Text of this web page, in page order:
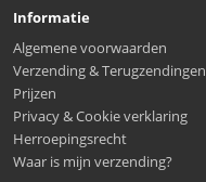
Informatie
Algemene voorwaarden
Verzending & Terugzendingen
Prijzen
Privacy & Cookie verklaring
Herroepingsrecht
Waar is mijn verzending?